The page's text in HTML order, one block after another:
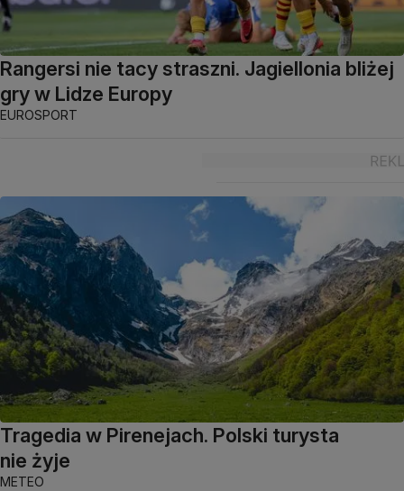
Rangersi nie tacy straszni. Jagiellonia bliżej
gry w Lidze Europy
EUROSPORT
Tragedia w Pirenejach. Polski turysta
nie żyje
METEO